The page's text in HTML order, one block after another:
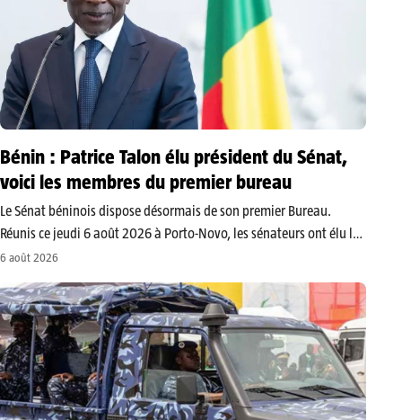
Bénin : Patrice Talon élu président du Sénat,
voici les membres du premier bureau
Le Sénat béninois dispose désormais de son premier Bureau.
Réunis ce jeudi 6 août 2026 à Porto-Novo, les sénateurs ont élu les
responsables chargés de diriger la nouvelle chambre du
6 août 2026